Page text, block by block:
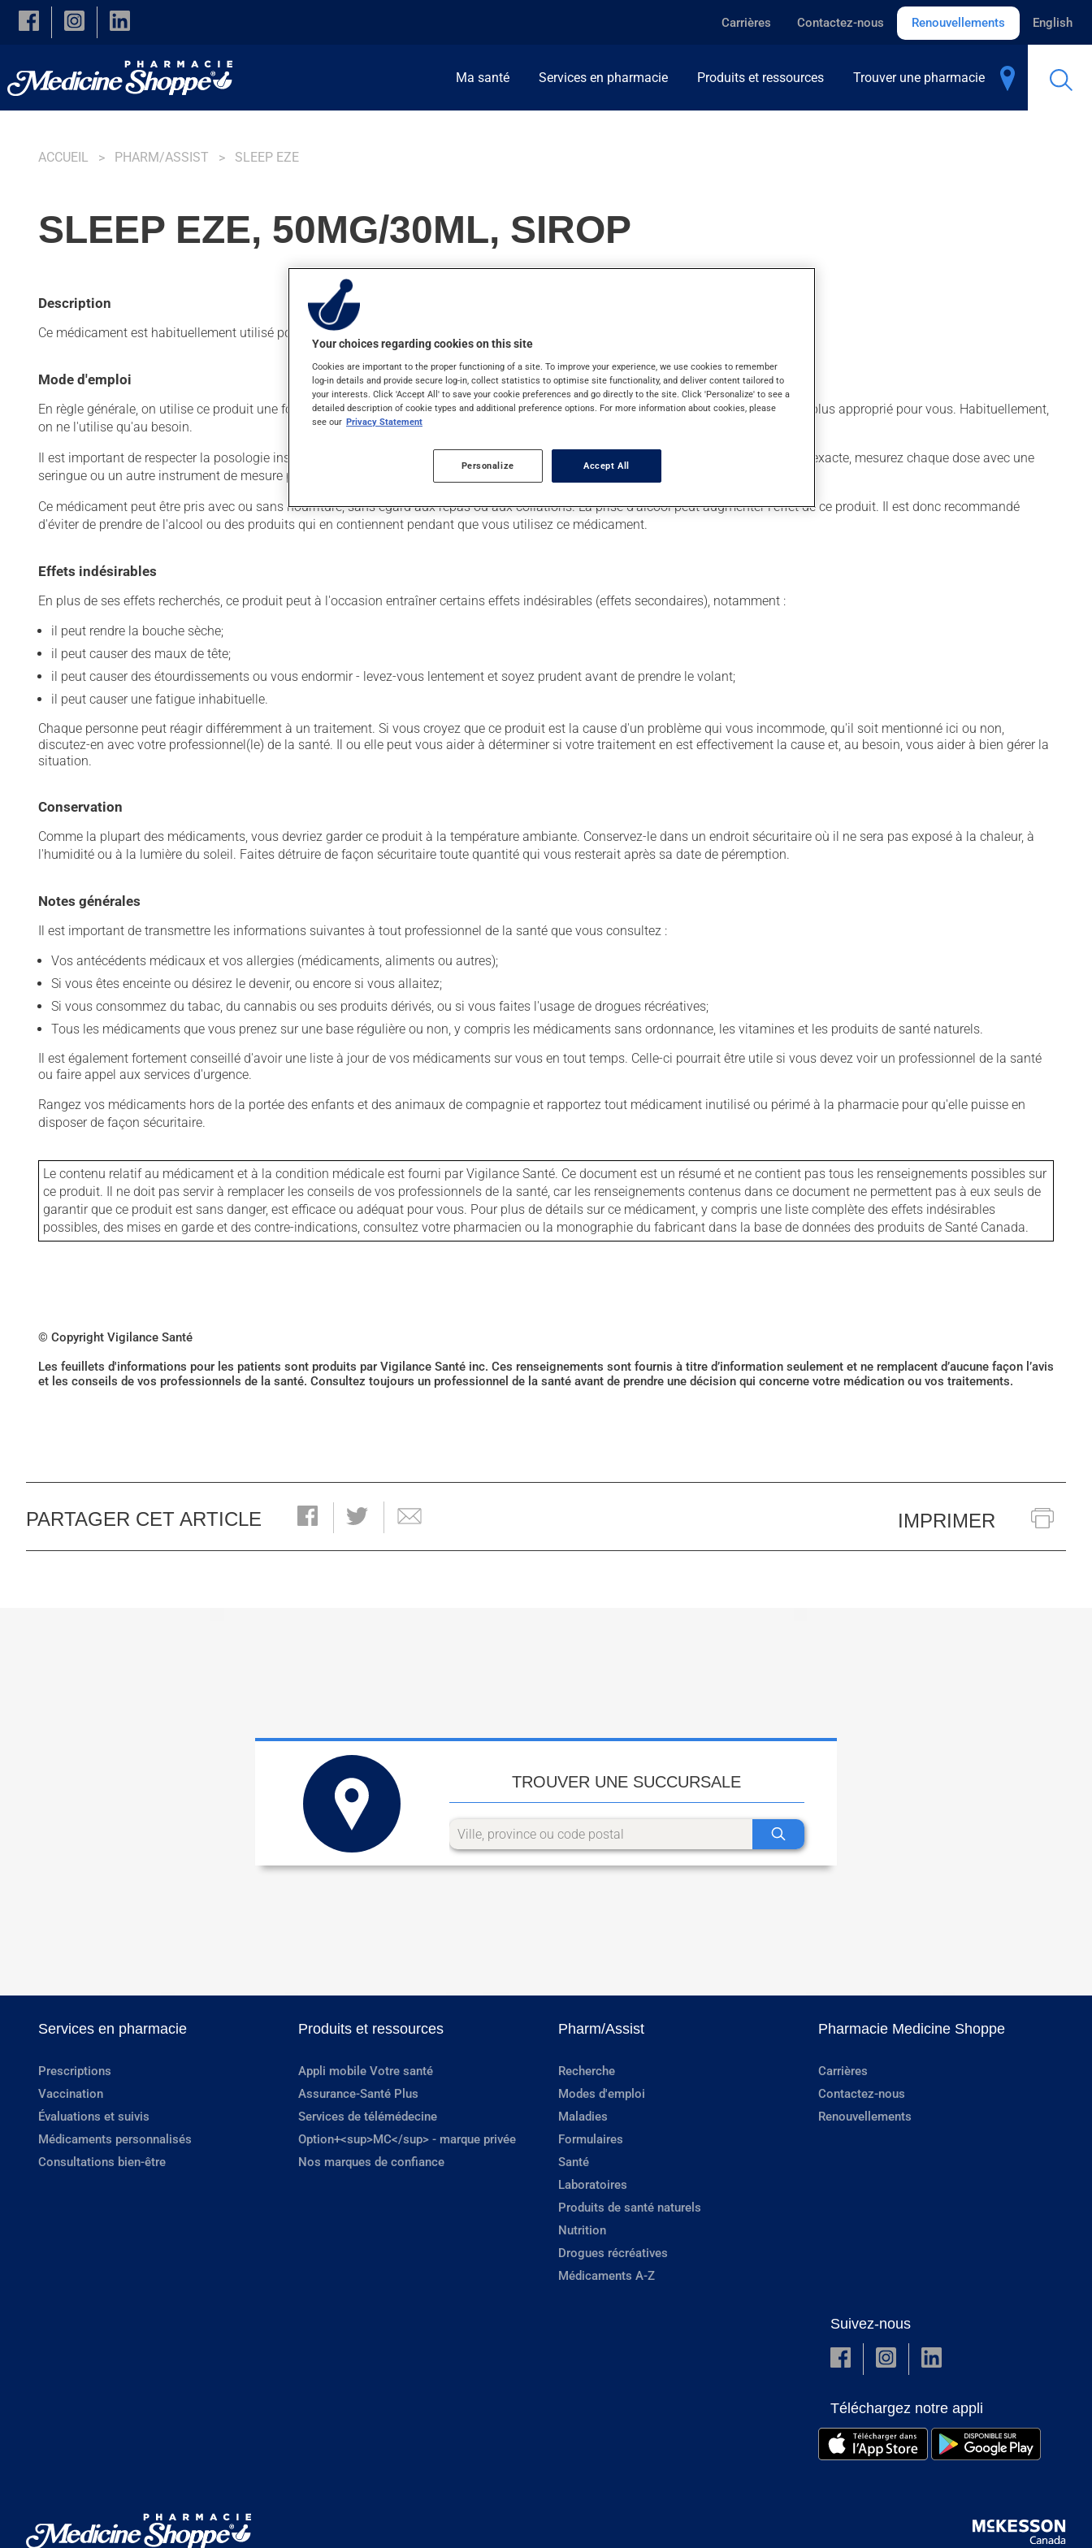
Skip to main content
Carrières Contactez-nous Renouvellements English
Ma santé Services en pharmacie Produits et ressources Trouver une pharmacie
ACCUEIL PHARM/ASSIST SLEEP EZE
SLEEP EZE, 50MG/30ML, SIROP
Description
Ce médicament est habituellement utilisé pour aider à dormir. On peut sentir son action en moins d'une heure.
Mode d'emploi
En règle générale, on utilise ce produit une fois par jour. Il est possible que votre pharmacien vous ait indiqué un horaire différent qui est plus approprié pour vous. Habituellement,
on ne l'utilise qu'au besoin.
Il est important de respecter la posologie inscrite sur l'étiquette. N'en utilisez pas plus, ni plus souvent qu'indiqué. Pour obtenir une dose exacte, mesurez chaque dose avec une
seringue ou un autre instrument de mesure précis.
Ce médicament peut être pris avec ou sans nourriture, sans égard aux repas ou aux collations. La prise d'alcool peut augmenter l'effet de ce produit. Il est donc recommandé
d'éviter de prendre de l'alcool ou des produits qui en contiennent pendant que vous utilisez ce médicament.
Effets indésirables
En plus de ses effets recherchés, ce produit peut à l'occasion entraîner certains effets indésirables (effets secondaires), notamment :
il peut rendre la bouche sèche;
il peut causer des maux de tête;
il peut causer des étourdissements ou vous endormir - levez-vous lentement et soyez prudent avant de prendre le volant;
il peut causer une fatigue inhabituelle.
Chaque personne peut réagir différemment à un traitement. Si vous croyez que ce produit est la cause d'un problème qui vous incommode, qu'il soit mentionné ici ou non,
discutez-en avec votre professionnel(le) de la santé. Il ou elle peut vous aider à déterminer si votre traitement en est effectivement la cause et, au besoin, vous aider à bien gérer la
situation.
Conservation
Comme la plupart des médicaments, vous devriez garder ce produit à la température ambiante. Conservez-le dans un endroit sécuritaire où il ne sera pas exposé à la chaleur, à
l'humidité ou à la lumière du soleil. Faites détruire de façon sécuritaire toute quantité qui vous resterait après sa date de péremption.
Notes générales
Il est important de transmettre les informations suivantes à tout professionnel de la santé que vous consultez :
Vos antécédents médicaux et vos allergies (médicaments, aliments ou autres);
Si vous êtes enceinte ou désirez le devenir, ou encore si vous allaitez;
Si vous consommez du tabac, du cannabis ou ses produits dérivés, ou si vous faites l'usage de drogues récréatives;
Tous les médicaments que vous prenez sur une base régulière ou non, y compris les médicaments sans ordonnance, les vitamines et les produits de santé naturels.
Il est également fortement conseillé d'avoir une liste à jour de vos médicaments sur vous en tout temps. Celle-ci pourrait être utile si vous devez voir un professionnel de la santé
ou faire appel aux services d'urgence.
Rangez vos médicaments hors de la portée des enfants et des animaux de compagnie et rapportez tout médicament inutilisé ou périmé à la pharmacie pour qu'elle puisse en
disposer de façon sécuritaire.
Le contenu relatif au médicament et à la condition médicale est fourni par Vigilance Santé. Ce document est un résumé et ne contient pas tous les renseignements possibles sur
ce produit. Il ne doit pas servir à remplacer les conseils de vos professionnels de la santé, car les renseignements contenus dans ce document ne permettent pas à eux seuls de
garantir que ce produit est sans danger, est efficace ou adéquat pour vous. Pour plus de détails sur ce médicament, y compris une liste complète des effets indésirables
possibles, des mises en garde et des contre-indications, consultez votre pharmacien ou la monographie du fabricant dans la base de données des produits de Santé Canada.
© Copyright Vigilance Santé
Les feuillets d'informations pour les patients sont produits par Vigilance Santé inc. Ces renseignements sont fournis à titre d’information seulement et ne remplacent d’aucune façon l’avis
et les conseils de vos professionnels de la santé. Consultez toujours un professionnel de la santé avant de prendre une décision qui concerne votre médication ou vos traitements.
PARTAGER CET ARTICLE IMPRIMER
TROUVER UNE SUCCURSALE
Services en pharmacie
Prescriptions
Vaccination
Évaluations et suivis
Médicaments personnalisés
Consultations bien-être
Produits et ressources
Appli mobile Votre santé
Assurance-Santé Plus
Services de télémédecine
Option+<sup>MC</sup> - marque privée
Nos marques de confiance
Pharm/Assist
Recherche
Modes d'emploi
Maladies
Formulaires
Santé
Laboratoires
Produits de santé naturels
Nutrition
Drogues récréatives
Médicaments A-Z
Pharmacie Medicine Shoppe
Carrières
Contactez-nous
Renouvellements
Suivez-nous
Téléchargez notre appli
Your choices regarding cookies on this site
Cookies are important to the proper functioning of a site. To improve your experience, we use cookies to remember
log-in details and provide secure log-in, collect statistics to optimise site functionality, and deliver content tailored to
your interests. Click 'Accept All' to save your cookie preferences and go directly to the site. Click 'Personalize' to see a
detailed description of cookie types and additional preference options. For more information about cookies, please
see our Privacy Statement
Personalize Accept All